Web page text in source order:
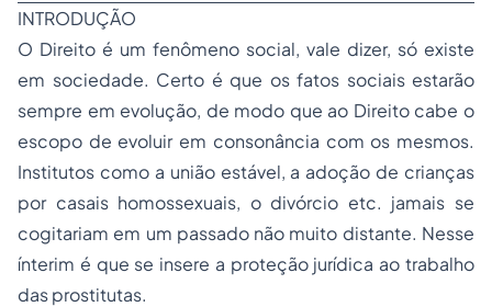
INTRODUÇÃO
O Direito é um fenômeno social, vale dizer, só existe
em sociedade. Certo é que os fatos sociais estarão
sempre em evolução, de modo que ao Direito cabe o
escopo de evoluir em consonância com os mesmos.
Institutos como a união estável, a adoção de crianças
por casais homossexuais, o divórcio etc. jamais se
cogitariam em um passado não muito distante. Nesse
ínterim é que se insere a proteção jurídica ao trabalho
das prostitutas.